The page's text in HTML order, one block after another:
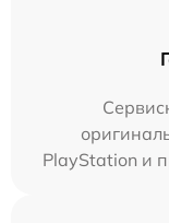
PlayStation и